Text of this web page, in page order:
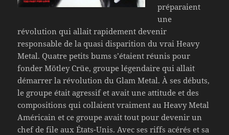
préparaient
une
révolution qui allait rapidement devenir
responsable de la quasi disparition du vrai Heavy
Metal. Quatre petits bums s’étaient réunis pour
fonder Mötley Crüe, groupe légendaire qui allait
démarrer la révolution du Glam Metal. À ses débuts,
le groupe était agressif et avait une attitude et des
compositions qui collaient vraiment au Heavy Metal
Américain et ce groupe avait tout pour devenir un
chef de file aux États-Unis. Avec ses riffs acérés et sa